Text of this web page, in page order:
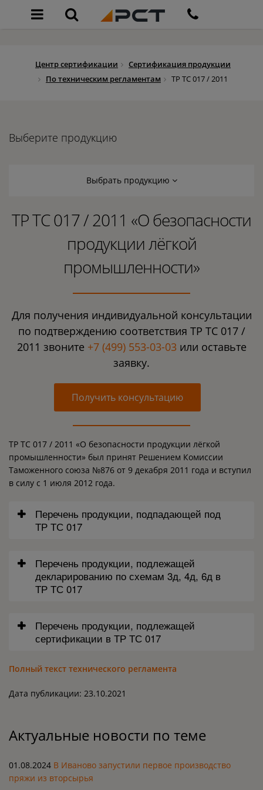
Центр сертификации
Сертификация продукции
По техническим регламентам
ТР ТС 017 / 2011
Выберите продукцию
Выбрать продукцию
ТР ТС 017 / 2011 «О безопасности
продукции лёгкой
промышленности»
Для получения индивидуальной консультации
по подтверждению соответствия ТР ТС 017 /
2011 звоните +7 (499) 553-03-03или оставьте
заявку.
Получить консультацию
ТР ТС 017 / 2011 «О безопасности продукции лёгкой
промышленности» был принят Решением Комиссии
Таможенного союза №876 от 9 декабря 2011 года и вступил
в силу с 1 июля 2012 года.
Перечень продукции, подпадающей под
ТР ТС 017
Перечень продукции, подлежащей
декларированию по схемам 3д, 4д, 6д в
ТР ТС 017
Перечень продукции, подлежащей
сертификации в ТР ТС 017
Полный текст технического регламента
Дата публикации: 23.10.2021
Актуальные новости по теме
01.08.2024 В Иваново запустили первое производство
пряжи из вторсырья